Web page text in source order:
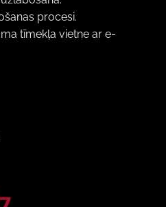
procesi.
tīmekļa vietne ar e-